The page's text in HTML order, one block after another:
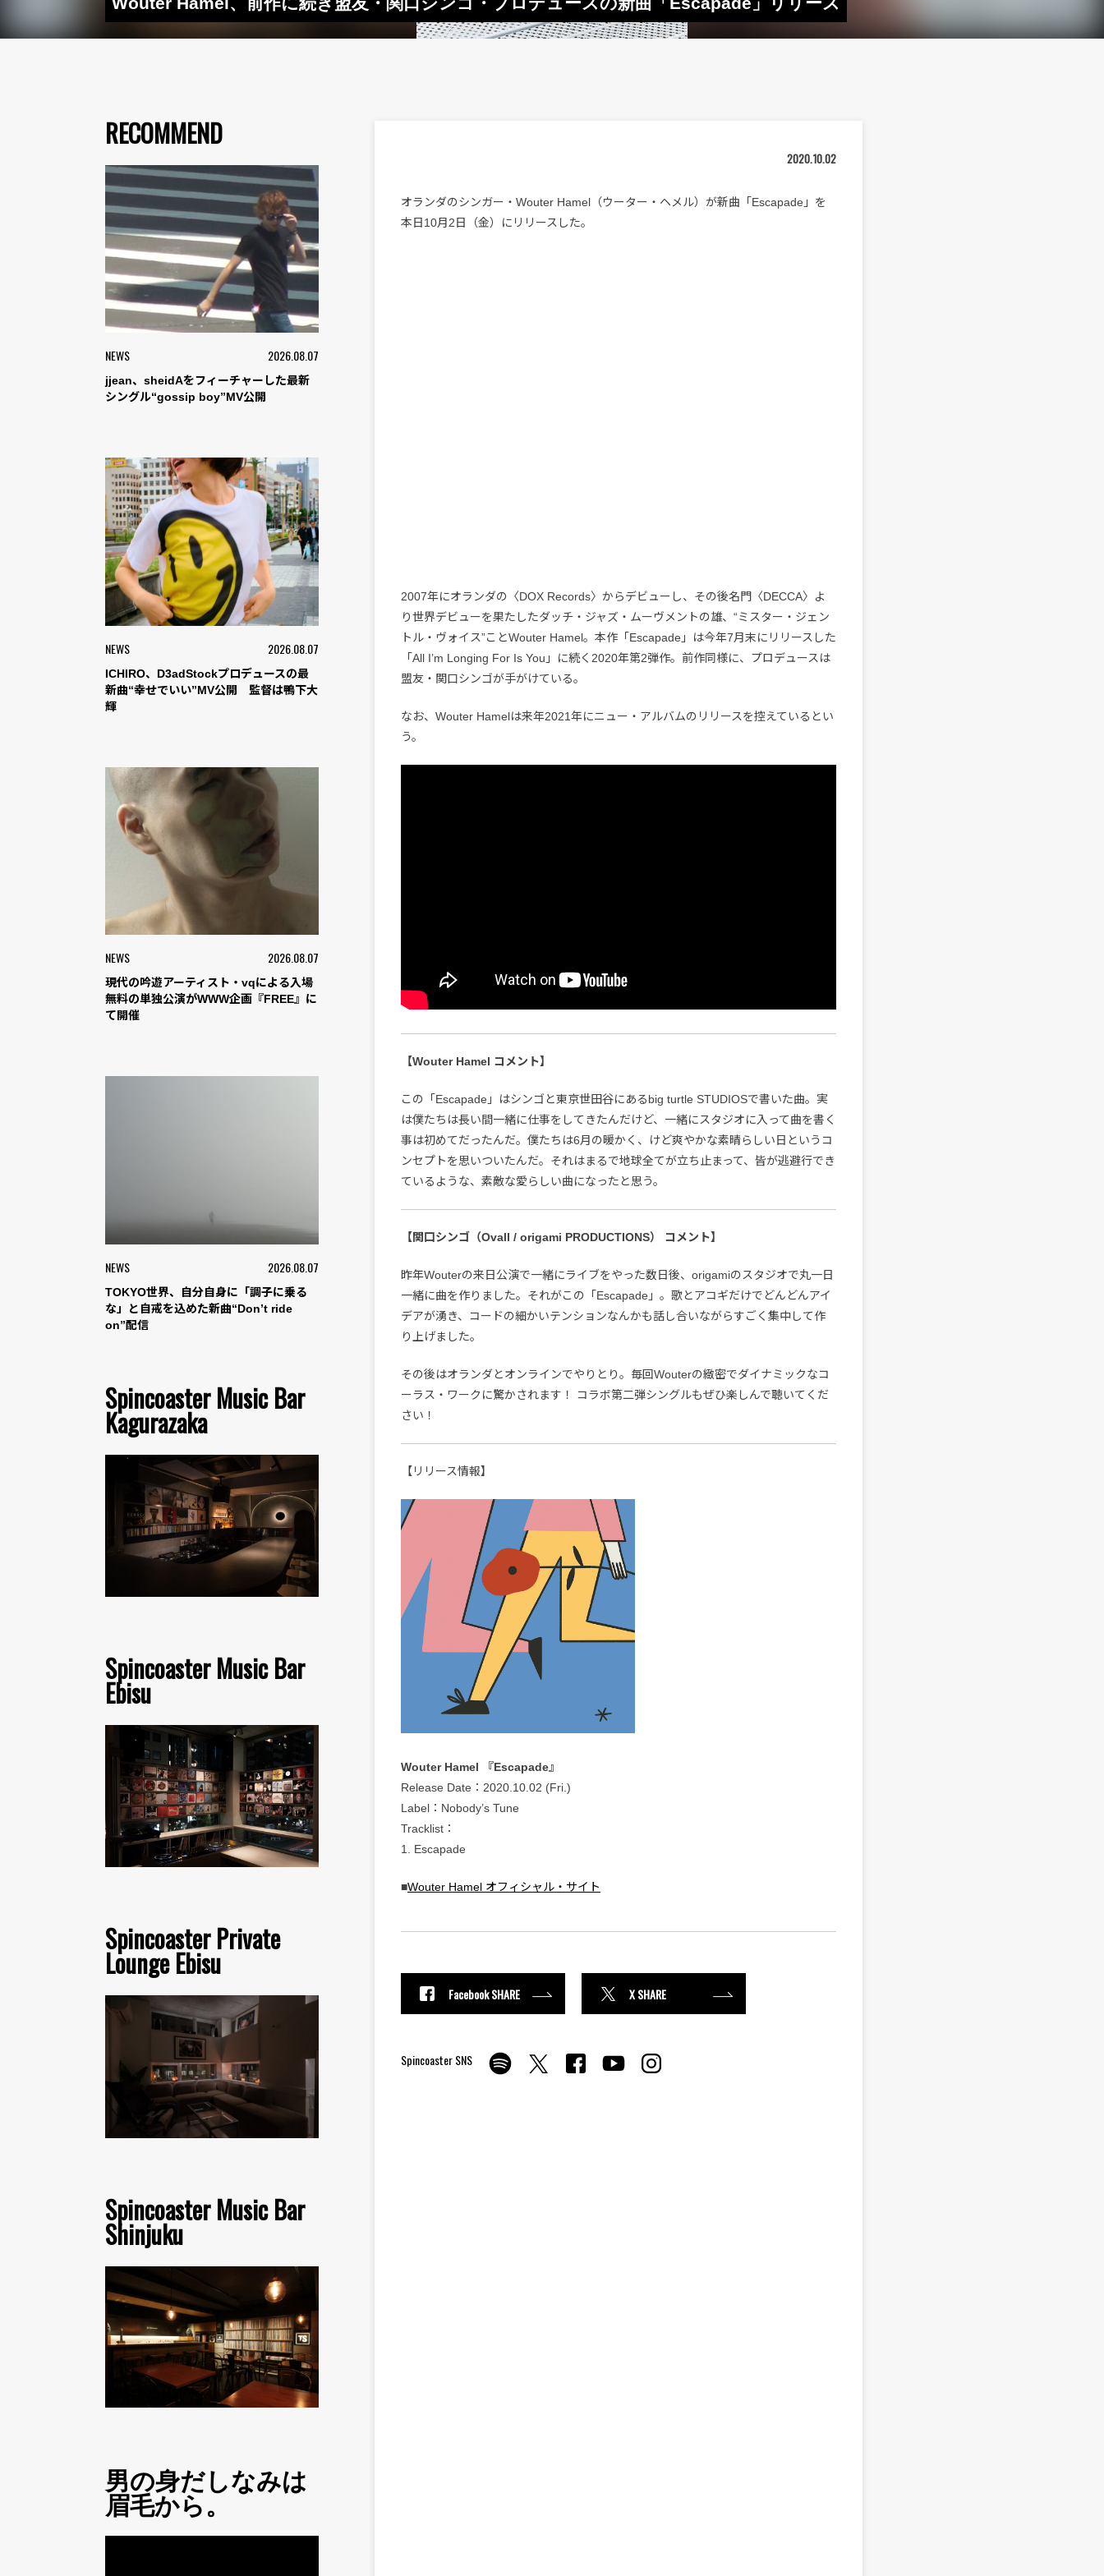
RECOMMEND
NEWS 2026.08.07
jjean、sheidAをフィーチャーした最新
シングル“gossip boy”MV公開
NEWS 2026.08.07
ICHIRO、D3adStockプロデュースの最
新曲“幸せでいい”MV公開 監督は鴨下大
輝
NEWS 2026.08.07
現代の吟遊アーティスト・vqによる入場
無料の単独公演がWWW企画『FREE』に
て開催
NEWS 2026.08.07
TOKYO世界、自分自身に「調子に乗る
な」と自戒を込めた新曲“Don’t ride
on”配信
Spincoaster Music Bar
Kagurazaka
Spincoaster Music Bar
Ebisu
Spincoaster Private
Lounge Ebisu
Spincoaster Music Bar
Shinjuku
男の身だしなみは
眉毛から。
2020.10.02
オランダのシンガー・Wouter Hamel（ウーター・ヘメル）が新曲「Escapade」を
本日10月2日（金）にリリースした。
2007年にオランダの〈DOX Records〉からデビューし、その後名門〈DECCA〉よ
り世界デビューを果たしたダッチ・ジャズ・ムーヴメントの雄、“ミスター・ジェン
トル・ヴォイス”ことWouter Hamel。本作「Escapade」は今年7月末にリリースした
「All I’m Longing For Is You」に続く2020年第2弾作。前作同様に、プロデュースは
盟友・関口シンゴが手がけている。
なお、Wouter Hamelは来年2021年にニュー・アルバムのリリースを控えているとい
う。
【Wouter Hamel コメント】
この「Escapade」はシンゴと東京世田谷にあるbig turtle STUDIOSで書いた曲。実
は僕たちは長い間一緒に仕事をしてきたんだけど、一緒にスタジオに入って曲を書く
事は初めてだったんだ。僕たちは6月の暖かく、けど爽やかな素晴らしい日というコ
ンセプトを思いついたんだ。それはまるで地球全てが立ち止まって、皆が逃避行でき
ているような、素敵な愛らしい曲になったと思う。
【関口シンゴ（Ovall / origami PRODUCTIONS） コメント】
昨年Wouterの来日公演で一緒にライブをやった数日後、origamiのスタジオで丸一日
一緒に曲を作りました。それがこの「Escapade」。歌とアコギだけでどんどんアイ
デアが湧き、コードの細かいテンションなんかも話し合いながらすごく集中して作
り上げました。
その後はオランダとオンラインでやりとり。毎回Wouterの緻密でダイナミックなコ
ーラス・ワークに驚かされます！ コラボ第二弾シングルもぜひ楽しんで聴いてくだ
さい！
【リリース情報】
Wouter Hamel 『Escapade』
Release Date：2020.10.02 (Fri.)
Label：Nobody’s Tune
Tracklist：
1. Escapade
■Wouter Hamel オフィシャル・サイト
Facebook SHARE X SHARE
Spincoaster SNS